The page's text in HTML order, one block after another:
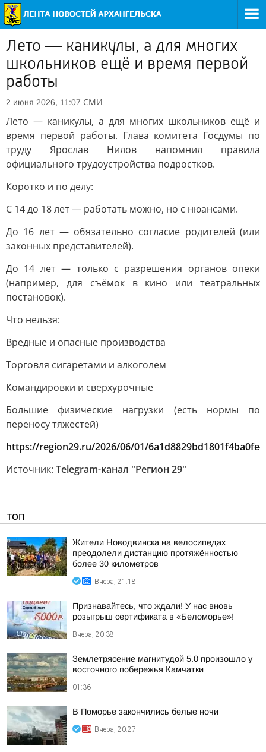
Лето — каникулы, а для многих
школьников ещё и время первой
работы
2 июня 2026, 11:07 СМИ
Лето — каникулы, а для многих школьников ещё и
время первой работы. Глава комитета Госдумы по
труду Ярослав Нилов напомнил правила
официального трудоустройства подростков.
Коротко и по делу:
С 14 до 18 лет — работать можно, но с нюансами.
До 16 лет — обязательно согласие родителей (или
законных представителей).
До 14 лет — только с разрешения органов опеки
(например, для съёмок в кино или театральных
постановок).
Что нельзя:
Вредные и опасные производства
Торговля сигаретами и алкоголем
Командировки и сверхурочные
Большие физические нагрузки (есть нормы по
переносу тяжестей)
https://region29.ru/2026/06/01/
Источник: Telegram-канал "Регион 29"
ТОП
Жители Новодвинска на велосипедах
преодолели дистанцию протяжённостью
более 30 километров
Вчера, 21:18
Признавайтесь, что ждали! У нас вновь
розыгрыш сертификата в «Беломорье»!
Вчера, 20:38
Землетрясение магнитудой 5.0 произошло у
восточного побережья Камчатки
01:36
В Поморье закончились белые ночи
Вчера, 20:27